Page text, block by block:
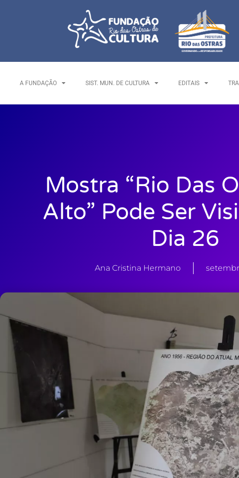
A FUNDAÇÃO SIST. MUN. DE CULTURA EDITAIS
Mostra “Rio Das
Alto” Pode Ser
Dia 26
Ana Cristina Hermano